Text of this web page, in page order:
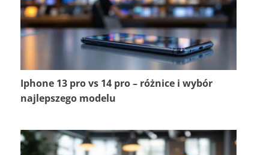
Iphone 13 pro vs 14 pro – różnice i wybór
najlepszego modelu